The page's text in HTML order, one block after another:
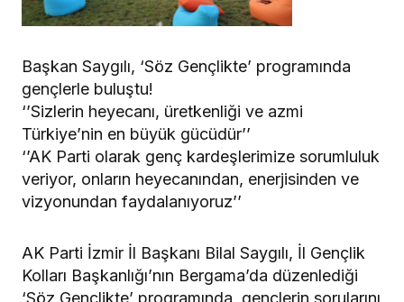
Başkan Saygılı, ‘Söz Gençlikte’ programında
gençlerle buluştu!
‘’Sizlerin heyecanı, üretkenliği ve azmi
Türkiye’nin en büyük gücüdür’’
‘’AK Parti olarak genç kardeşlerimize sorumluluk
veriyor, onların heyecanından, enerjisinden ve
vizyonundan faydalanıyoruz’’
AK Parti İzmir İl Başkanı Bilal Saygılı, İl Gençlik
Kolları Başkanlığı’nın Bergama’da düzenlediği